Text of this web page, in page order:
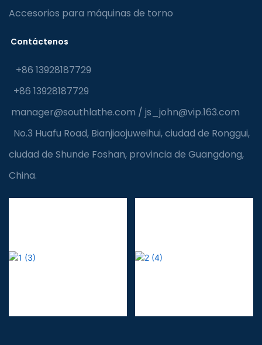
Accesorios para máquinas de torno
Contáctenos
+86 13928187729
+86 13928187729
manager@southlathe.com / js_john@vip.163.com
No.3 Huafu Road, Bianjiaojuweihui, ciudad de Ronggui,
ciudad de Shunde Foshan, provincia de Guangdong,
China.